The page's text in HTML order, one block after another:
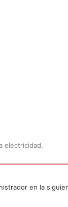
electricidad.
en la